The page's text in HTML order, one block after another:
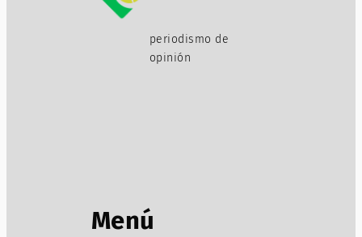
periodismo de
opinión
Menú